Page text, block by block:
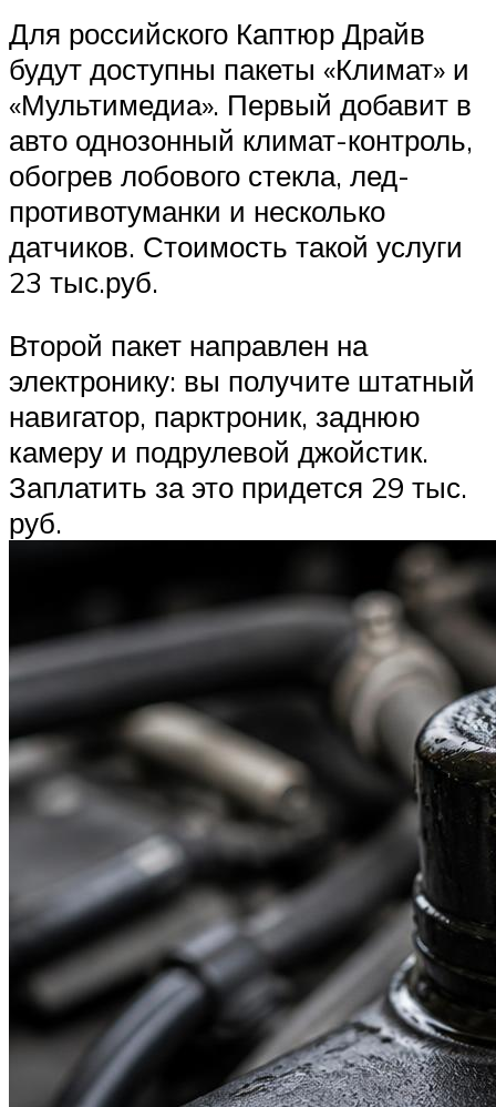
Для российского Каптюр Драйв
будут доступны пакеты «Климат» и
«Мультимедиа». Первый добавит в
авто однозонный климат-контроль,
обогрев лобового стекла, лед-
противотуманки и несколько
датчиков. Стоимость такой услуги
23 тыс.руб.
Второй пакет направлен на
электронику: вы получите штатный
навигатор, парктроник, заднюю
камеру и подрулевой джойстик.
Заплатить за это придется 29 тыс.
руб.